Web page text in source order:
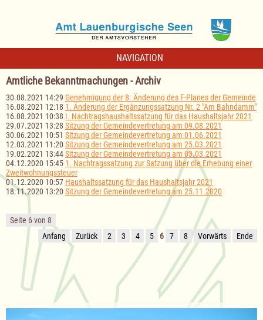
NAVIGATION
Amtliche Bekanntmachungen - Archiv
30.08.2021 14:29 Genehmigung der 8. Änderung des F-Planes der Gemeinde
16.08.2021 12:18 1. Änderung der Ergänzungssatzung Nr. 2 "Am Bahndamm"
16.08.2021 10:38 I. Nachtragshaushaltssatzung für das Haushaltsjahr 2021
29.07.2021 13:28 Sitzung der Gemeindevertretung am 09.08.2021
30.06.2021 10:51 Sitzung der Gemeindevertretung am 01.06.2021
12.03.2021 11:20 Sitzung der Gemeindevertretung am 25.03.2021
19.02.2021 13:44Sitzung der Gemeindevertretung am 03.03.2021
04.12.2020 15:45 1. Nachtragssatzung zur Satzung über die Erhebung einer
Zweitwohnungssteuer
01.12.2020 10:57 Haushaltssatzung für das Haushaltsjahr 2021
18.11.2020 13:20 Sitzung der Gemeindevertretung am 25.11.2020
Seite 6 von 8
Anfang
Zurück 2 3 4 5 6 7 8 Vorwärts Ende